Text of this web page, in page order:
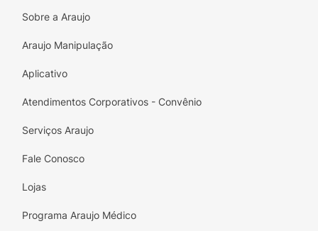
que seu cão consuma o suplemento sem
dificuldades.
Ideal para cães de todas as idades,
especialmente os mais velhos ou aqueles com
escolha perfeita para assegurar que seu
amigo continue ativo e feliz. Não deixe a
saúde dele para depois! Adquira já o seu
Condroplex LB e faça a diferença na
Sobre a Araujo
Araujo Manipulação
Aplicativo
Atendimentos Corporativos - Convênio
Serviços Araujo
Fale Conosco
Lojas
Programa Araujo Médico